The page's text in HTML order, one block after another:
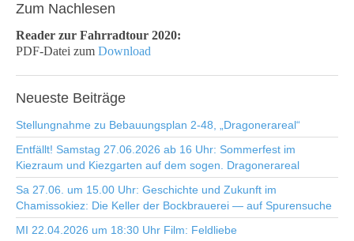
Zum Nachlesen
Reader zur Fahrradtour 2020:
PDF-Datei zum Download
Neueste Beiträge
Stellungnahme zu Bebauungsplan 2-48, „Dragonerareal“
Entfällt! Samstag 27.06.2026 ab 16 Uhr: Sommerfest im
Kiezraum und Kiezgarten auf dem sogen. Dragonerareal
Sa 27.06. um 15.00 Uhr: Geschichte und Zukunft im
Chamissokiez: Die Keller der Bockbrauerei — auf Spurensuche
MI 22.04.2026 um 18:30 Uhr Film: Feldliebe